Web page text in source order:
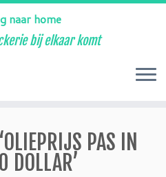
bij elkaar komt
PAS IN
DOLLAR’